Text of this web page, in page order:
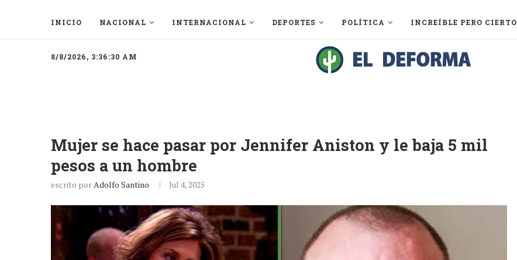
INICIO NACIONAL INTERNACIONAL DEPORTES POLÍTICA INCREÍBLE PERO CIERTO
8/8/2026, 3:36:30 AM
Mujer se hace pasar por Jennifer Aniston y le baja 5 mil
pesos a un hombre
escrito porAdolfo Santino Jul 4, 2025